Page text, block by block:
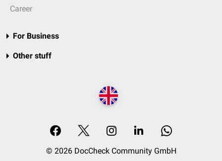
Career
For Business
Other stuff
© 2026 DocCheck Community GmbH